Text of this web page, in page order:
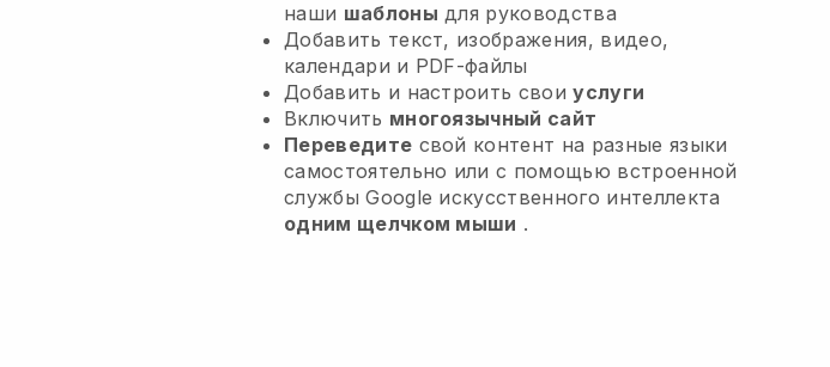
наши шаблоны для руководства
Добавить текст, изображения, видео,
календари и PDF-файлы
Добавить и настроить своиуслуги
Включить многоязычный сайт
Переведите свой контент на разные языки
самостоятельно или с помощью встроенной
службы Google искусственного интеллекта
одним щелчком мыши .